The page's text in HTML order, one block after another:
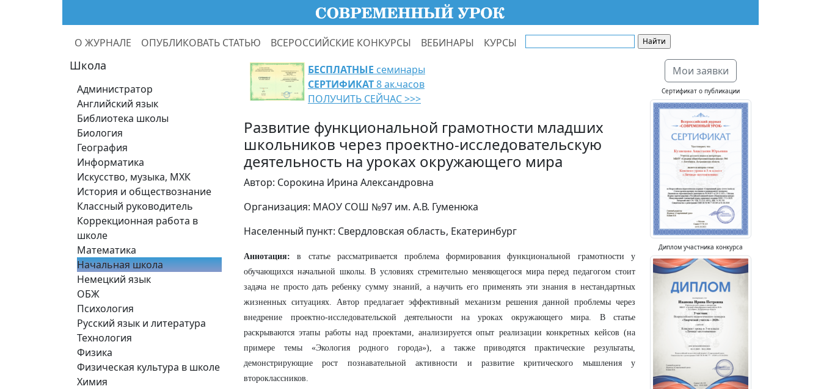
О ЖУРНАЛЕ ОПУБЛИКОВАТЬ СТАТЬЮ ВСЕРОССИЙСКИЕ КОНКУРСЫ ВЕБИНАРЫ КУРСЫ
Школа
Администратор
Английский язык
Библиотека школы
Биология
География
Информатика
Искусство, музыка, МХК
История и обществознание
Классный руководитель
Коррекционная работа в
школе
Математика
Начальная школа
Немецкий язык
ОБЖ
Психология
Русский язык и литература
Технология
Физика
Физическая культура в школе
Химия
БЕСПЛАТНЫЕ семинары
СЕРТИФИКАТ8 ак.часов
ПОЛУЧИТЬ СЕЙЧАС >>>
Развитие функциональной грамотности младших
школьников через проектно-исследовательскую
деятельность на уроках окружающего мира
Автор: Сорокина Ирина Александровна
Организация: МАОУ СОШ №97 им. А.В. Гуменюка
Населенный пункт: Свердловская область, Екатеринбург
Аннотация: в статье рассматривается проблема формирования функциональной грамотности у
обучающихся начальной школы. В условиях стремительно меняющегося мира перед педагогом стоит
задача не просто дать ребенку сумму знаний, а научить его применять эти знания в нестандартных
жизненных ситуациях. Автор предлагает эффективный механизм решения данной проблемы через
внедрение проектно-исследовательской деятельности на уроках окружающего мира. В статье
раскрываются этапы работы над проектами, анализируется опыт реализации конкретных кейсов (на
примере темы «Экология родного города»), а также приводятся практические результаты,
демонстрирующие рост познавательной активности и развитие критического мышления у
второклассников.
Мои заявки
Сертификат о публикации
Диплом участника конкурса